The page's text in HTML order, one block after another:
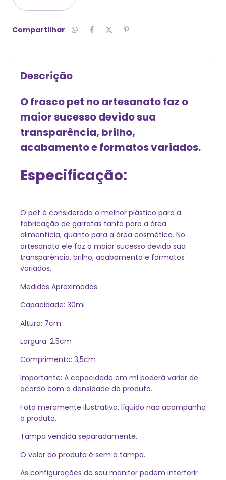
Compartilhar
Descrição
O frasco pet no artesanato faz o
maior sucesso devido sua
transparência, brilho,
acabamento e formatos variados.
Especificação:
O pet é considerado o melhor plástico para a
fabricação de garrafas tanto para a área
alimentícia, quanto para a área cosmética. No
artesanato ele faz o maior sucesso devido sua
transparência, brilho, acabamento e formatos
variados.
Medidas Aproximadas:
Capacidade: 30ml
Altura: 7cm
Largura: 2,5cm
Comprimento: 3,5cm
Importante: A capacidade em ml poderá variar de
acordo com a densidade do produto.
Foto meramente ilustrativa, líquido não acompanha
o produto.
Tampa vendida separadamente.
O valor do produto é sem a tampa.
As configurações de seu monitor podem interferir